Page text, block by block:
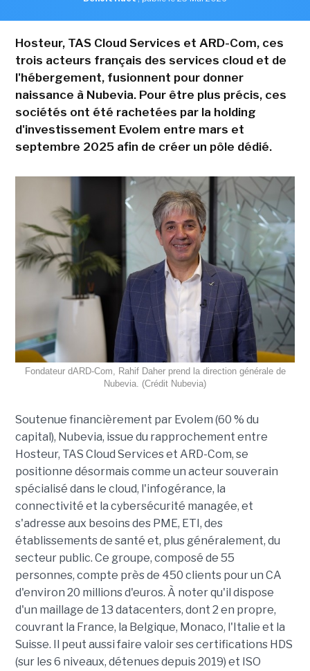
Hosteur, TAS Cloud Services et ARD-Com, ces
trois acteurs français des services cloud et de
l'hébergement, fusionnent pour donner
naissance à Nubevia. Pour être plus précis, ces
sociétés ont été rachetées par la holding
d'investissement Evolem entre mars et
septembre 2025 afin de créer un pôle dédié.
Fondateur dARD-Com, Rahif Daher prend la direction générale de
Nubevia. (Crédit Nubevia)
Soutenue financièrement par Evolem (60 % du
capital), Nubevia, issue du rapprochement entre
Hosteur, TAS Cloud Services et ARD-Com, se
positionne désormais comme un acteur souverain
spécialisé dans le cloud, l'infogérance, la
connectivité et la cybersécurité managée, et
s'adresse aux besoins des PME, ETI, des
établissements de santé et, plus généralement, du
secteur public. Ce groupe, composé de 55
personnes, compte près de 450 clients pour un CA
d'environ 20 millions d'euros. À noter qu'il dispose
d'un maillage de 13 datacenters, dont 2 en propre,
couvrant la France, la Belgique, Monaco, l'Italie et la
Suisse. Il peut aussi faire valoir ses certifications HDS
(sur les 6 niveaux, détenues depuis 2019) et ISO